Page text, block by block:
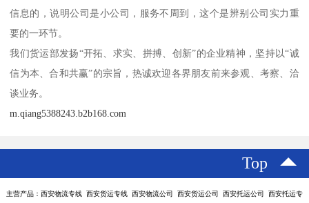
信息的，说明公司是小公司，服务不周到，这个是辨别公司实力重
要的一环节。
我们货运部发扬“开拓、求实、拼搏、创新”的企业精神，坚持以“诚
信为本、合和共赢”的宗旨，热诚欢迎各界朋友前来参观、考察、洽
谈业务。
m.qiang5388243.b2b168.com
Top
主营产品：西安物流专线 西安货运专线 西安物流公司 西安货运公司 西安托运公司 西安托运专